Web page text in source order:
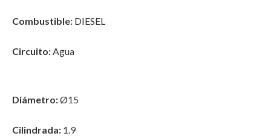
Combustible: DIESEL
Circuito:Agua
Diámetro:Ø15
Cilindrada: 1.9